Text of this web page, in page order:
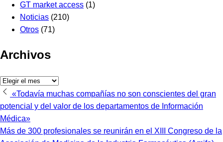
GT market access (1)
Noticias (210)
Otros (71)
Archivos
Archivos
Navegación
de
entradas
«Todavía muchas compañías no son conscientes del gran
potencial y del valor de los departamentos de Información
Médica»
Más de 300 profesionales se reunirán en el XIII Congreso de la